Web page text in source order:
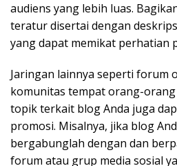
audiens yang lebih luas.
teratur disertai dengan
yang dapat memikat perhatian
Jaringan lainnya seperti forum
komunitas tempat orang-
topik terkait blog Anda juga
promosi. Misalnya, jika blog
bergabunglah dengan dan
forum atau grup media sosial